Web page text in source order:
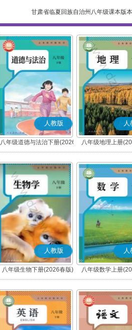
甘肃省临夏回族自治州八年级课本版本
人教版
八年级道德与法治下册(2026
春版)(部编版)
人
八年级地理上册
人教版
八年级生物下册(2026春版)
人
八年级数学上册